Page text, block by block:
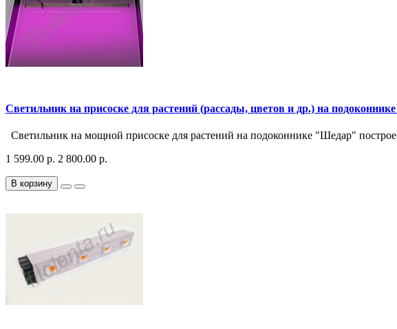
Светильник на присоске для растений (рассады, цветов и др.) на
Светильник на мощной присоске для растений на подоконнике "Шедар"
1 599.00 р. 2 800.00 р.
В корзину